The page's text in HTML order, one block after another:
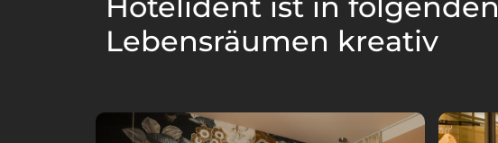
Lebensräumen kreativ